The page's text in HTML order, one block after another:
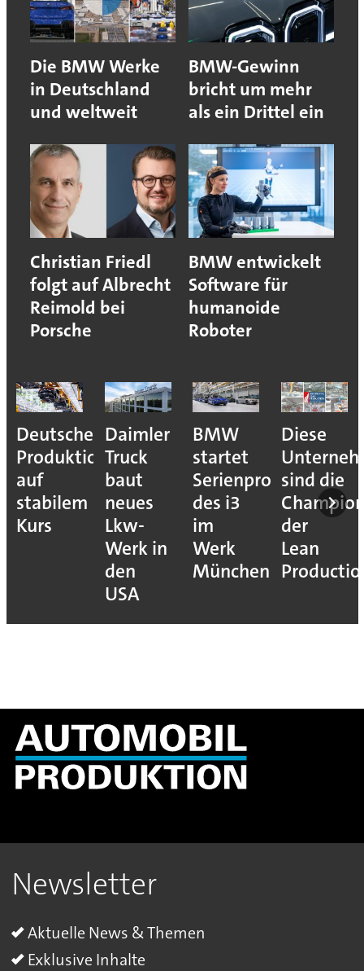
Die BMW Werke
in Deutschland
und weltweit
BMW-Gewinn
bricht um mehr
als ein Drittel ein
Christian Friedl
folgt auf Albrecht
Reimold bei
Porsche
BMW entwickelt
Software für
humanoide
Roboter
Deutsche
Produktion
auf
stabilem
Kurs
Daimler
Truck
baut
neues
Lkw-
Werk in
den
USA
BMW
startet
Serienproduktion
des i3
im
Werk
München
Diese
sind die
der
Lean
Newsletter
Aktuelle News & Themen
Exklusive Inhalte